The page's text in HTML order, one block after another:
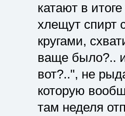
катают в
хлещут спирт
кругами,
ваще было?.. и
вот?..", не
которую
там неделя